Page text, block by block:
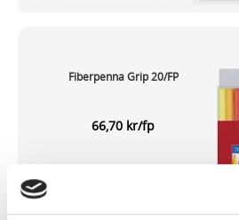
Fiberpenna Grip 20/FP
66,70 kr/fp